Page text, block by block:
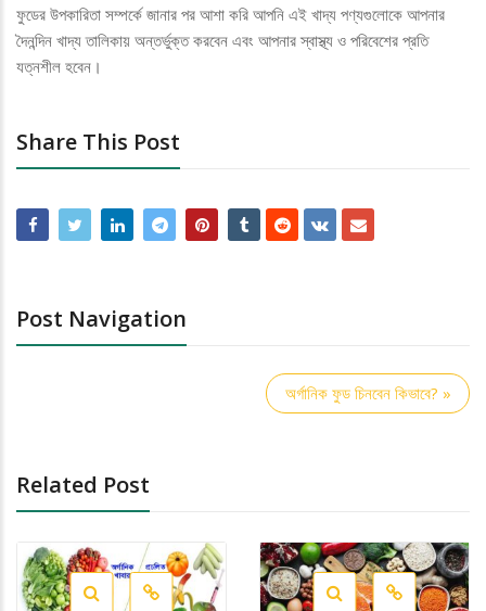
ফুডের উপকারিতা সম্পর্কে জানার পর আশা করি আপনি এই খাদ্য পণ্যগুলোকে আপনার
দৈনন্দিন খাদ্য তালিকায় অন্তর্ভুক্ত করবেন এবং আপনার স্বাস্থ্য ও পরিবেশের প্রতি
যত্নশীল হবেন।
Share This Post
Post Navigation
অর্গানিক ফুড চিনবেন কিভাবে? »
Related Post